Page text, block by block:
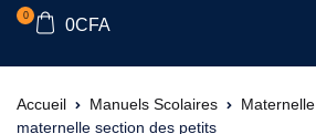
0
0CFA
Accueil Manuels Scolaires Maternelle
maternelle section des petits